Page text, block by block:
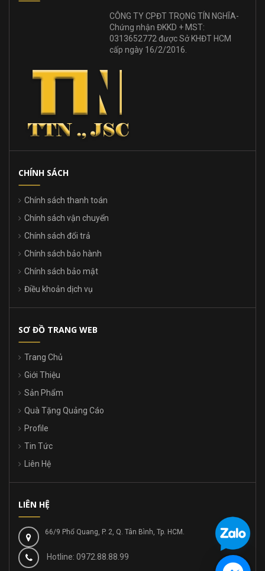
CÔNG TY CPĐT TRỌNG TÍN NGHĨA-
Chứng nhận ĐKKD + MST:
0313652772 được Sở KHĐT HCM
cấp ngày 16/2/2016.
CHÍNH SÁCH
Chính sách thanh toán
Chính sách vận chuyển
Chính sách đổi trả
Chính sách bảo hành
Chính sách bảo mật
Điều khoản dịch vụ
SƠ ĐỒ TRANG WEB
Trang Chủ
Giới Thiệu
Sản Phẩm
Quà Tặng Quảng Cáo
Profile
Tin Tức
Liên Hệ
LIÊN HỆ
66/9 Phổ Quang, P. 2, Q. Tân Bình, Tp. HCM.
Hotline: 0972.88.88.99